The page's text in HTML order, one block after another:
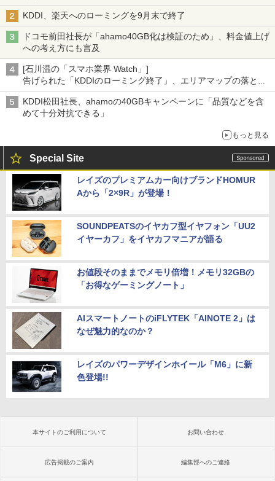
KDDI、楽天へのローミングを9月末で終了
ドコモ前田社長が「ahamo40GB化は検証のため」、料金値上げ
への考え方にも言及
[石川温の「スマホ業界 Watch」]
告げられた「KDDIのローミング終了」、エリアマップの落とし
穴と楽天モバイルの課題
KDDI松田社長、ahamoの40GBキャンペーンに「品質などを含
めて十分対抗できる」
もっと見る
Special Site
レイズのプレミアムカー向けブランドHOMUR
Aから「2×9R」が登場！
SOUNDPEATSのイヤカフ型イヤフォン「UU2
イヤーカフ」をイヤカフマニアが語る
お値段そのままでメモリ倍増！メモリ32GBの
「お得なゲーミングノート」
AIスマートノートのiFLYTEK「AINOTE 2」は
なぜ魅力的なのか？
レイズのパワーデザインホイール「M6」に新
色登場!!
本サイトのご利用について お問い合わせ
広告掲載のご案内 編集部へのご連絡